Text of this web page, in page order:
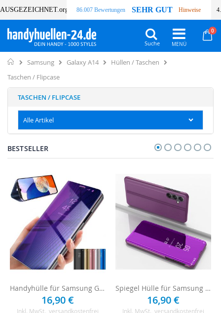
AUSGEZEICHNET.org 86.007 Bewertungen SEHR GUT Hinweise
0
Suche
Home
Samsung Galaxy A14
Hüllen / Taschen
Taschen / Flipcase
BESTSELLER
Handyhülle für Samsung Galaxy A14 Flipcase
16,90 €
Inkl. MwSt., versandkostenfrei
Spiegel Hülle für Samsung Galaxy A14 - Pink
16,90 €
Inkl. MwSt., versandkostenfrei
TASCHEN / FLIPCASE
Alle Artikel